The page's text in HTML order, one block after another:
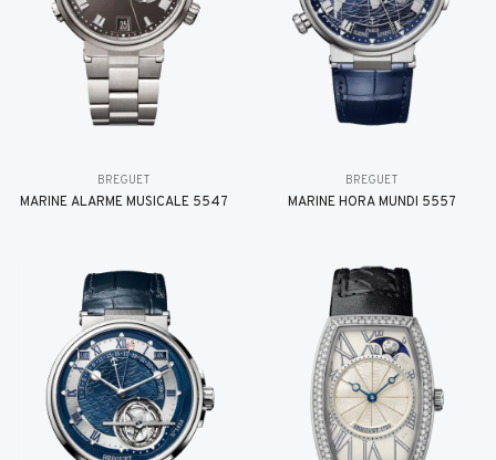
BREGUET
MARINE ALARME MUSICALE 5547
BREGUET
MARINE HORA MUNDI 5557